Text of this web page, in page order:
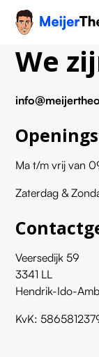
We
Ma t/m vrij van
Zaterdag &
Veersedijk 59
3341 LL
Hendrik-Ido-
KvK: